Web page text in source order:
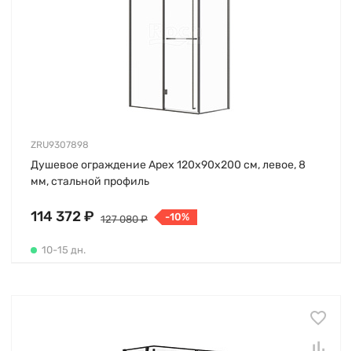
ZRU9307898
Душевое ограждение Apex 120х90х200 см, левое, 8
мм, стальной профиль
114 372 ₽ 127 080 ₽ -10%
10-15 дн.